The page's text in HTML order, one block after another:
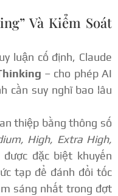
Và Kiểm Soát
luận cố định, Claude
– cho phép AI
cần suy nghĩ bao lâu
thiệp bằng thông số
High, Extra High,
đặc biệt khuyến
tạp để đánh đổi tốc
sáng nhất trong đợt